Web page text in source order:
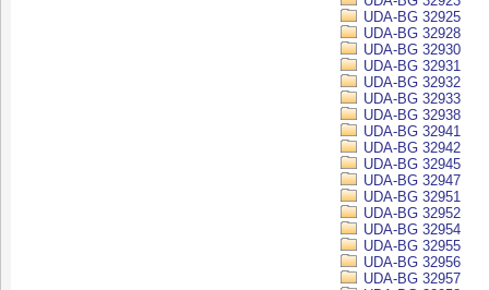
UDA-BG 32925
UDA-BG 32928
UDA-BG 32930
UDA-BG 32931
UDA-BG 32932
UDA-BG 32933
UDA-BG 32938
UDA-BG 32941
UDA-BG 32942
UDA-BG 32945
UDA-BG 32947
UDA-BG 32951
UDA-BG 32952
UDA-BG 32954
UDA-BG 32955
UDA-BG 32956
UDA-BG 32957